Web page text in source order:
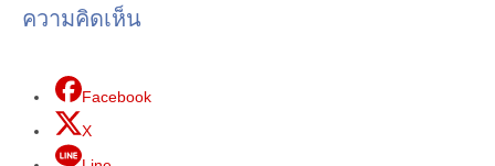
ความคิดเห็น
Facebook
X